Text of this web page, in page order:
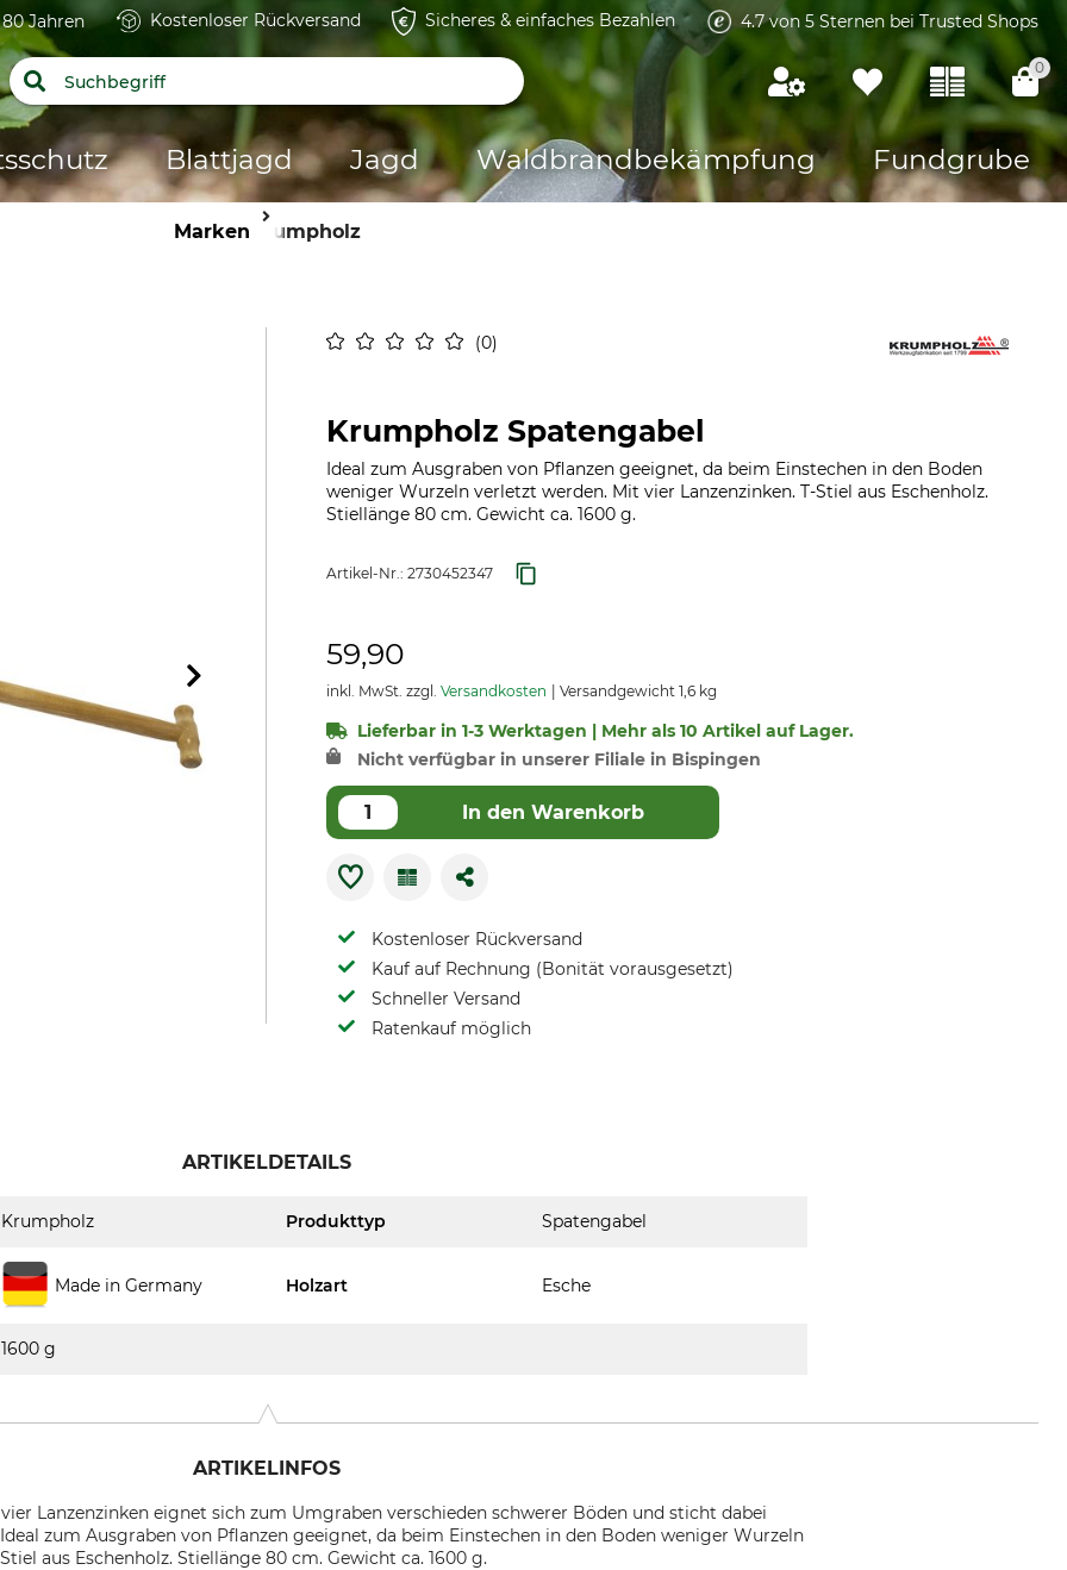
Jahren Kostenloser Rückversand Sicheres & einfaches Bezahlen 4.7 von 5 Sternen bei Trusted Shops
0
Blattjagd Jagd Waldbrandbekämpfung Fundgrube
Marken Krumpholz
0
Krumpholz Spatengabel
Ideal zum Ausgraben von Pflanzen geeignet, da beim Einstechen in den Boden
weniger Wurzeln verletzt werden. Mit vier Lanzenzinken. T-Stiel aus Eschenholz.
Stiellänge 80 cm. Gewicht ca. 1600 g.
Artikel-Nr.: 2730452347
59,90
inkl. MwSt. zzgl. Versandkosten Versandgewicht 1,6 kg
Lieferbar in 1-3 Werktagen | Mehr als 10 Artikel auf Lager.
Nicht verfügbar in unserer Filiale in Bispingen
In den Warenkorb
Kostenloser Rückversand
Kauf auf Rechnung (Bonität vorausgesetzt)
Schneller Versand
Ratenkauf möglich
ARTIKELDETAILS
Krumpholz Produkttyp Spatengabel
Made in Germany Holzart Esche
1600 g
ARTIKELINFOS
Lanzenzinken eignet sich zum Umgraben verschieden schwerer Böden und sticht dabei
zum Ausgraben von Pflanzen geeignet, da beim Einstechen in den Boden weniger Wurzeln
aus Eschenholz. Stiellänge 80 cm. Gewicht ca. 1600 g.